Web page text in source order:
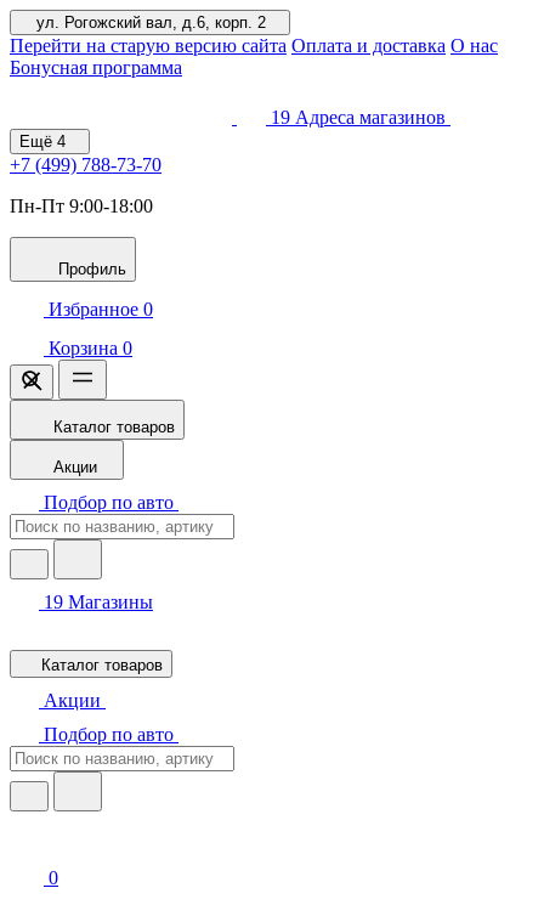
ул. Рогожский вал, д.6, корп. 2
Перейти на старую версию сайта Оплата и доставка О нас
Бонусная программа
19 Адреса магазинов
Ещё 4
+7 (499) 788-73-70
Пн-Пт 9:00-18:00
Профиль
Избранное 0
Корзина 0
Каталог товаров
Акции
Подбор по авто
19 Магазины
Каталог товаров
Акции
Подбор по авто
0